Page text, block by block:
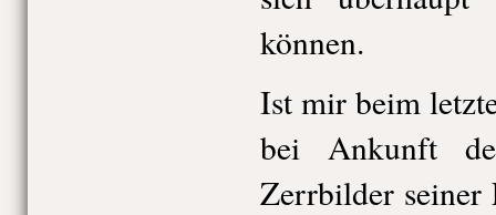
können.
Ist mir beim
bei Ankunft
Zerrbilder seiner